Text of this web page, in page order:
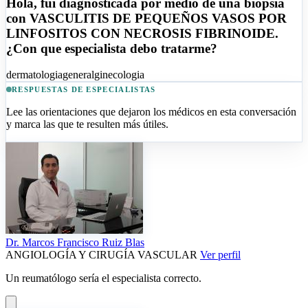
Hola, fui diagnosticada por medio de una biopsia
con VASCULITIS DE PEQUEÑOS VASOS POR
LINFOSITOS CON NECROSIS FIBRINOIDE.
¿Con que especialista debo tratarme?
dermatologiageneralginecologia
RESPUESTAS DE ESPECIALISTAS
Lee las orientaciones que dejaron los médicos en esta conversación
y marca las que te resulten más útiles.
Dr. Marcos Francisco Ruiz Blas
ANGIOLOGÍA Y CIRUGÍA VASCULAR Ver perfil
Un reumatólogo sería el especialista correcto.